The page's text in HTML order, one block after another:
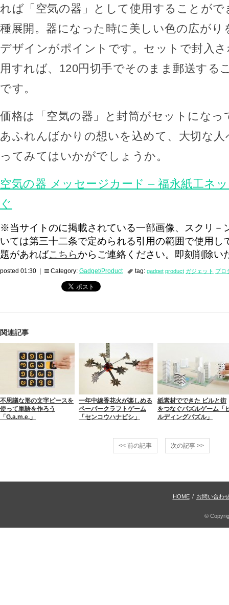
れば「空気の器」として使用することがで
種展開。器になった時に美しい色の広がり
デザインがポイントです。セットで封入
用すれば、120円切手でそのまま郵送する
です。
価格は「空気の器」と封筒がセットになっ
あふれんばかりの想いを込めて、大切な
ってみてはいかがでしょうか。
空気の器 メッセージカード – 福永紙工ネ
ぐ
※当サイトのに掲載されている一部画像、スクリ－
いては第三十二条で定められる引用の範囲で使用し
題があればこちらからご連絡ください。即刻削除い
posted 01:30 | Category: Gadget/Product tag: gadget product ガジェット プロ
関連記事
不思議な形の文字ピースを
使って単語を作ろう
「G.a.m.e.」
一年中線香花火が楽しめる
ペーパークラフトゲーム
「センコウハナビシ」
紙素材でできた ビルと街
をつなぐパズルゲーム「
ルディングパズル」
<< 前の記事 次の記事 >>
HOME / お問い合わ
©